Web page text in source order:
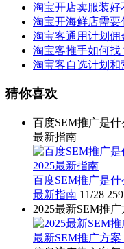
淘宝开店卖服装好
淘宝开海鲜店需要
淘宝客通用计划佣
淘宝客推手如何找
淘宝客自选计划和
猜你喜欢
百度SEM推广是
最新指南
百度SEM推广是
最新指南 11/28 259
2025最新SEM推
最新SEM推广方